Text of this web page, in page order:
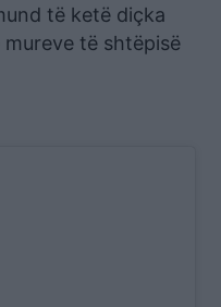
të ketë diçka
të shtëpisë